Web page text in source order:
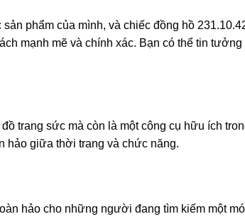
phẩm của mình, và chiếc đồng hồ
mạnh mẽ và chính xác. Bạn có thể tin
trang sức mà còn là một công cụ hữu ích
hảo giữa thời trang và chức năng.
hảo cho những người đang tìm kiếm một